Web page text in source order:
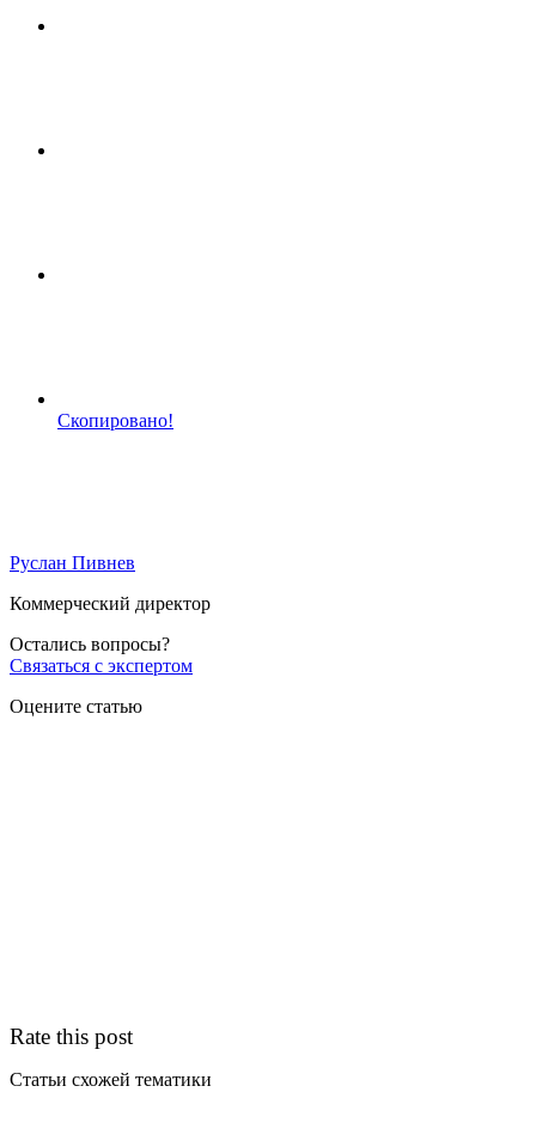
Скопировано!
Руслан Пивнев
Коммерческий директор
Остались вопросы?
Связаться с экспертом
Оцените статью
Rate this post
Статьи схожей тематики